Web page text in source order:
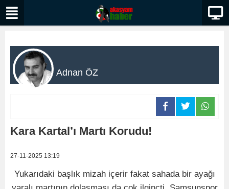
Adnan ÖZ
Kara Kartal’ı Martı Korudu!
27-11-2025 13:19
Yukarıdaki başlık mizah içerir fakat sahada bir ayağı